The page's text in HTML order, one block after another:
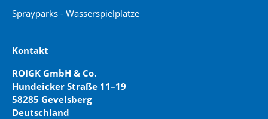
Sprayparks - Wasserspielplätze
Kontakt
ROIGK GmbH & Co.
Hundeicker Straße 11–19
58285 Gevelsberg
Deutschland